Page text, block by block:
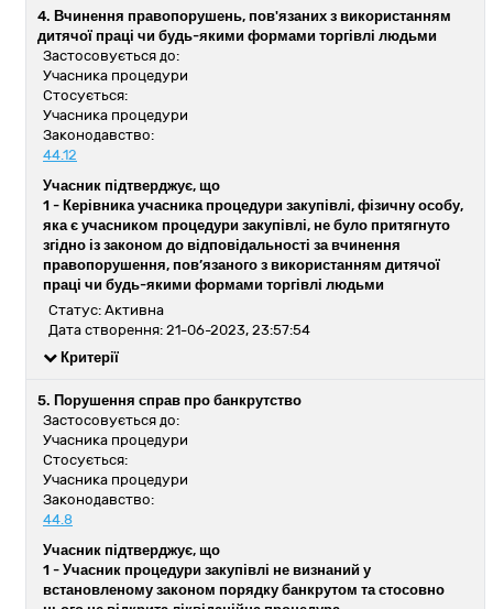
4. Вчинення правопорушень, пов'язаних з використанням
дитячої праці чи будь-якими формами торгівлі людьми
Застосовується до:
Учасника процедури
Стосується:
Учасника процедури
Законодавство:
44.12
Учасник підтверджує, що
1 - Керівника учасника процедури закупівлі, фізичну особу,
яка є учасником процедури закупівлі, не було притягнуто
згідно із законом до відповідальності за вчинення
правопорушення, пов’язаного з використанням дитячої
праці чи будь-якими формами торгівлі людьми
Статус: Активна
Дата створення: 21-06-2023, 23:57:54
Критерії
5. Порушення справ про банкрутство
Застосовується до:
Учасника процедури
Стосується:
Учасника процедури
Законодавство:
44.8
Учасник підтверджує, що
1 - Учасник процедури закупівлі не визнаний у
встановленому законом порядку банкрутом та стосовно